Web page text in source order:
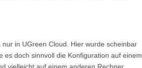
in UGreen Cloud. Hier wurde scheinbar
doch sinnvoll die Konfiguration auf einem